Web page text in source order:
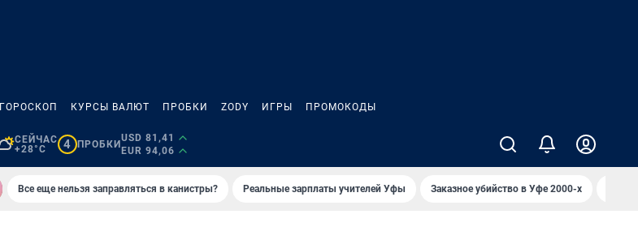
ГОРОСКОП КУРСЫ ВАЛЮТ ПРОБКИ ZODY ИГРЫ ПРОМОКОДЫ
СЕЙЧАС
+28°C
4 ПРОБКИ
USD 81,41
EUR 94,06
Все еще нельзя заправляться в канистры? Реальные зарплаты учителей Уфы Заказное убийство в Уфе 2000-х